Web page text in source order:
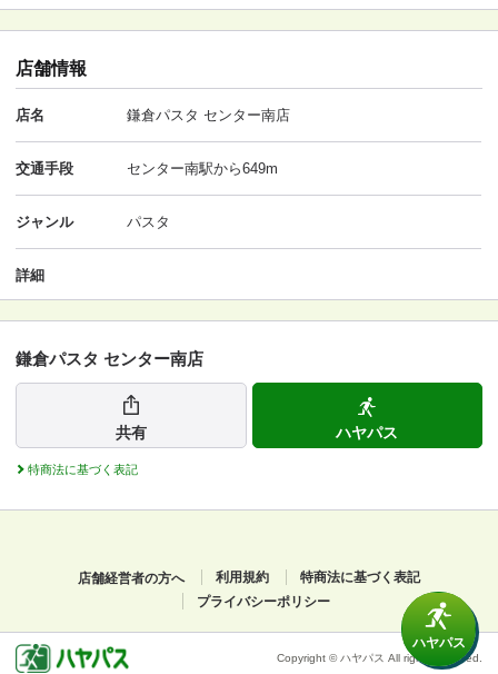
店舗情報
店名 鎌倉パスタ センター南店
交通手段 センター南駅から649m
ジャンル パスタ
詳細
鎌倉パスタ センター南店
共有 ハヤパス
特商法に基づく表記
ハヤパス
店舗経営者の方へ 利用規約
特商法に基づく表記
プライバシーポリシー
Copyright © ハヤパス All rights reserved.